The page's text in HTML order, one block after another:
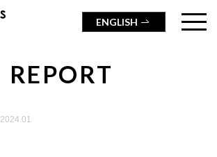
ENGLISH
REPORT
2024.01